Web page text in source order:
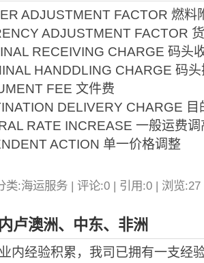
ADJUSTMENT FACTOR 燃料
ADJUSTMENT FACTOR
RECEIVING CHARGE 码头
HANDDLING CHARGE 码
FEE 文件费
DELIVERY CHARGE 目
RATE INCREASE 一般运费调
ACTION 单一价格调整
类:海运服务 | 评论:0 | 引用:0 | 浏览:27
卢澳洲、中东、非洲
内经验积累，我司已拥有一支经